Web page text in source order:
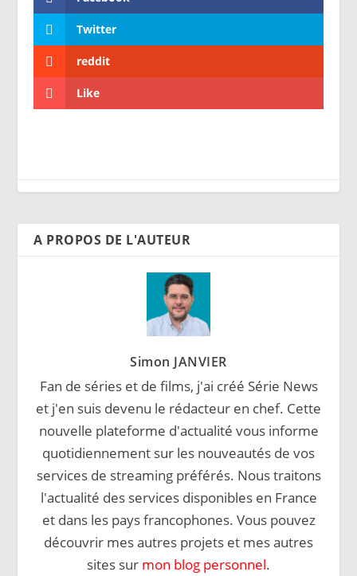
Twitter
reddit
Like
A PROPOS DE L'AUTEUR
Simon JANVIER
Fan de séries et de films, j'ai créé Série News
et j'en suis devenu le rédacteur en chef. Cette
nouvelle plateforme d'actualité vous informe
quotidiennement sur les nouveautés de vos
services de streaming préférés. Nous traitons
l'actualité des services disponibles en France
et dans les pays francophones. Vous pouvez
découvrir mes autres projets et mes autres
sites sur mon blog personnel.